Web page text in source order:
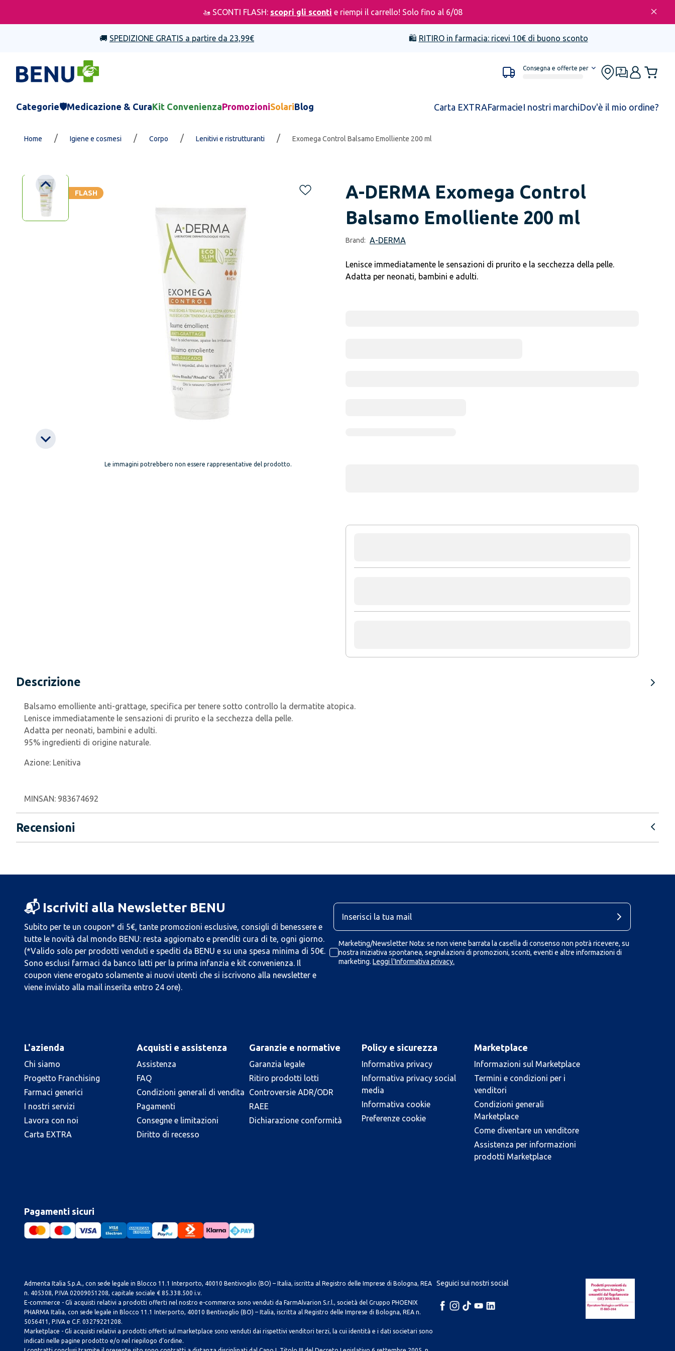
🚤 SCONTI FLASH: scopri gli sconti e riempi il carrello! Solo fino al 6/08
🚚 SPEDIZIONE GRATIS a partire da 23,99€ 🛍️ RITIRO in farmacia: ricevi 10€ di buono sconto
Consegna e offerte per
Categorie🛡️Medicazione & CuraKit ConvenienzaPromozioniSolariBlog Carta EXTRAFarmacieI nostri marchiDov'è il mio ordine?
Home / Igiene e cosmesi / Corpo / Lenitivi e ristrutturanti / Exomega Control Balsamo Emolliente 200 ml
FLASH
Le immagini potrebbero non essere rappresentative del prodotto.
A-DERMA Exomega Control
Balsamo Emolliente 200 ml
Brand: A-DERMA
Lenisce immediatamente le sensazioni di prurito e la secchezza della pelle.
Adatta per neonati, bambini e adulti.
Descrizione
Balsamo emolliente anti-grattage, specifica per tenere sotto controllo la dermatite atopica.
Lenisce immediatamente le sensazioni di prurito e la secchezza della pelle.
Adatta per neonati, bambini e adulti.
95% ingredienti di origine naturale.
Azione: Lenitiva
MINSAN: 983674692
Recensioni
📬 Iscriviti alla Newsletter BENU
Subito per te un coupon* di 5€, tante promozioni esclusive, consigli di benessere e
tutte le novità dal mondo BENU: resta aggiornato e prenditi cura di te, ogni giorno.
(*Valido solo per prodotti venduti e spediti da BENU e su una spesa minima di 50€.
Sono esclusi farmaci da banco latti per la prima infanzia e kit convenienza. Il
coupon viene erogato solamente ai nuovi utenti che si iscrivono alla newsletter e
viene inviato alla mail inserita entro 24 ore).
Marketing/Newsletter Nota: se non viene barrata la casella di consenso non potrà ricevere, su
nostra iniziativa spontanea, segnalazioni di promozioni, sconti, eventi e altre informazioni di
marketing. Leggi l'Informativa privacy.
L'azienda
Chi siamo
Progetto Franchising
Farmaci generici
I nostri servizi
Lavora con noi
Carta EXTRA
Acquisti e assistenza
Assistenza
FAQ
Condizioni generali di vendita
Pagamenti
Consegne e limitazioni
Diritto di recesso
Garanzie e normative
Garanzia legale
Ritiro prodotti lotti
Controversie ADR/ODR
RAEE
Dichiarazione conformità
Policy e sicurezza
Informativa privacy
Informativa privacy social
media
Informativa cookie
Preferenze cookie
Marketplace
Informazioni sul Marketplace
Termini e condizioni per i
venditori
Condizioni generali
Marketplace
Come diventare un venditore
Assistenza per informazioni
prodotti Marketplace
Pagamenti sicuri
Admenta Italia S.p.A., con sede legale in Blocco 11.1 Interporto, 40010 Bentivoglio (BO) – Italia, iscritta al Registro delle Imprese di Bologna, REA
n. 405308, P.IVA 02009051208, capitale sociale € 85.338.500 i.v.
E-commerce - Gli acquisti relativi a prodotti offerti nel nostro e-commerce sono venduti da FarmAlvarion S.r.l., società del Gruppo PHOENIX
PHARMA Italia, con sede legale in Blocco 11.1 Interporto, 40010 Bentivoglio (BO) – Italia, iscritta al Registro delle Imprese di Bologna, REA n.
5056411, P.IVA e C.F. 03279221208.
Marketplace - Gli acquisti relativi a prodotti offerti sul marketplace sono venduti dai rispettivi venditori terzi, la cui identità e i dati societari sono
indicati nelle pagine prodotto e/o nel riepilogo d’ordine.
Seguici sui nostri social